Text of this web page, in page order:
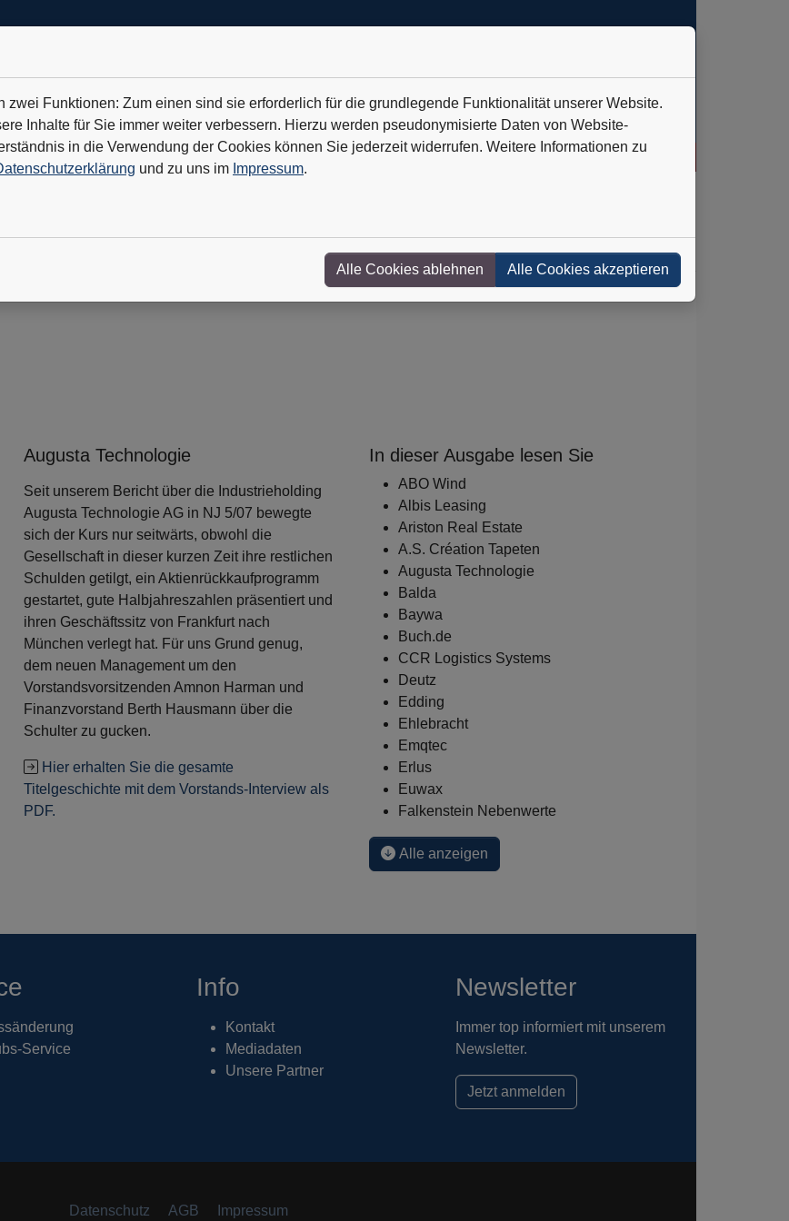
ist der Hoffnungsträger+++ TKMS: Erfolg mit U-Booten+++ IVU Traffic Technologies AG: Verlässlich auf Kurs
Augusta Technologie
Seit unserem Bericht über die Industrieholding
Augusta Technologie AG in NJ 5/07 bewegte
sich der Kurs nur seitwärts, obwohl die
Gesellschaft in dieser kurzen Zeit ihre restlichen
Schulden getilgt, ein Aktienrückkaufprogramm
gestartet, gute Halbjahreszahlen präsentiert und
ihren Geschäftssitz von Frankfurt nach
München verlegt hat. Für uns Grund genug,
dem neuen Management um den
Vorstandsvorsitzenden Amnon Harman und
Finanzvorstand Berth Hausmann über die
Schulter zu gucken.
Hier erhalten Sie die gesamte
Titelgeschichte mit dem Vorstands-Interview als
PDF.
In dieser Ausgabe lesen Sie
ABO Wind
Albis Leasing
Ariston Real Estate
A.S. Création Tapeten
Augusta Technologie
Balda
Baywa
Buch.de
CCR Logistics Systems
Deutz
Edding
Ehlebracht
Emqtec
Erlus
Euwax
Falkenstein Nebenwerte
Alle anzeigen
Service
Info
Kontakt
Mediadaten
Unsere Partner
Newsletter
Immer top informiert mit unserem
Newsletter.
Jetzt anmelden
Datenschutz AGB Impressum
Funktionen: Zum einen sind sie erforderlich für die grundlegende Funktionalität unserer Website.
Inhalte für Sie immer weiter verbessern. Hierzu werden pseudonymisierte Daten von Website-
in die Verwendung der Cookies können Sie jederzeit widerrufen. Weitere Informationen zu
und zu uns im Impressum.
Alle Cookies ablehnen Alle Cookies akzeptieren